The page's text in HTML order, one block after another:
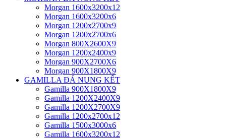
Morgan 1600x3200x12
Morgan 1600x3200x6
Morgan 1200x2700x9
Morgan 1200x2700x6
Morgan 800X2600X9
Morgan 1200x2400x9
Morgan 900X2700X6
Morgan 900X1800X9
GAMILLA ĐÁ NUNG KẾT
Gamilla 900X1800X9
Gamilla 1200X2400X9
Gamilla 1200X2700X9
Gamilla 1200x2700x12
Gamilla 1500x3000x6
Gamilla 1600x3200x12